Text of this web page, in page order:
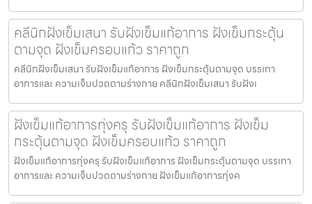
คลีนิกฝังเข็มเสนา รับฝังเข็มแก้อาการ ฝังเข็มกระตุ้น
ตามจุด ฝังเข็มครอบแก้ว ราคาถูก
คลีนิกฝังเข็มเสนา รับฝังเข็มแก้อาการ ฝังเข็มกระตุ้นตามจุด บรรเทา
อาการและ ความเจ็บปวดตามร่างกาย คลีนิกฝังเข็มเสนา รับฝังเ
ฝังเข็มแก้อาการทุ่งครุ รับฝังเข็มแก้อาการ ฝังเข็ม
กระตุ้นตามจุด ฝังเข็มครอบแก้ว ราคาถูก
ฝังเข็มแก้อาการทุ่งครุ รับฝังเข็มแก้อาการ ฝังเข็มกระตุ้นตามจุด บรรเทา
อาการและ ความเจ็บปวดตามร่างกาย ฝังเข็มแก้อาการทุ่งค